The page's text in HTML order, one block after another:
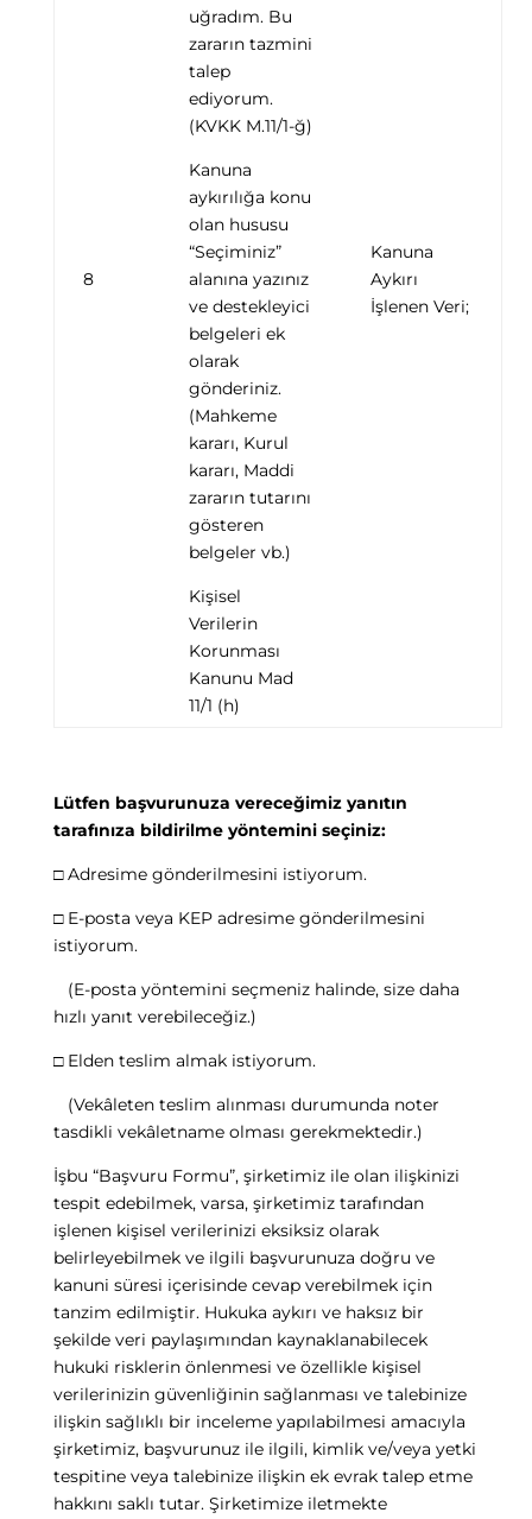
8
uğradım. Bu
zararın tazmini
talep
ediyorum.
(KVKK M.11/1-ğ)
Kanuna
aykırılığa konu
olan hususu
“Seçiminiz”
alanına yazınız
ve destekleyici
belgeleri ek
olarak
gönderiniz.
(Mahkeme
kararı, Kurul
kararı, Maddi
zararın tutarını
gösteren
belgeler vb.)
Kişisel
Verilerin
Korunması
Kanunu Mad
11/1 (h)
Kanuna
Aykırı
İşlenen Veri;
Lütfen başvurunuza vereceğimiz yanıtın
tarafınıza bildirilme yöntemini seçiniz:
□ Adresime gönderilmesini istiyorum.
□ E-posta veya KEP adresime gönderilmesini
istiyorum.
(E-posta yöntemini seçmeniz halinde, size daha
hızlı yanıt verebileceğiz.)
□ Elden teslim almak istiyorum.
(Vekâleten teslim alınması durumunda noter
tasdikli vekâletname olması gerekmektedir.)
İşbu “Başvuru Formu”, şirketimiz ile olan ilişkinizi
tespit edebilmek, varsa, şirketimiz tarafından
işlenen kişisel verilerinizi eksiksiz olarak
belirleyebilmek ve ilgili başvurunuza doğru ve
kanuni süresi içerisinde cevap verebilmek için
tanzim edilmiştir. Hukuka aykırı ve haksız bir
şekilde veri paylaşımından kaynaklanabilecek
hukuki risklerin önlenmesi ve özellikle kişisel
verilerinizin güvenliğinin sağlanması ve talebinize
ilişkin sağlıklı bir inceleme yapılabilmesi amacıyla
şirketimiz, başvurunuz ile ilgili, kimlik ve/veya yetki
tespitine veya talebinize ilişkin ek evrak talep etme
hakkını saklı tutar. Şirketimize iletmekte